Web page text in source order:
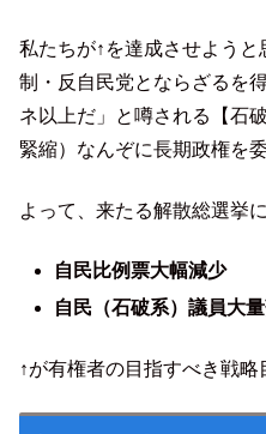
私たちが↑を達成させよう
制・反自民党とならざるを
ネ以上だ」と噂される【石
緊縮）なんぞに長期政権を
よって、来たる解散総選挙
自民比例票大幅減少
自民（石破系）議員大
↑が有権者の目指すべき戦略